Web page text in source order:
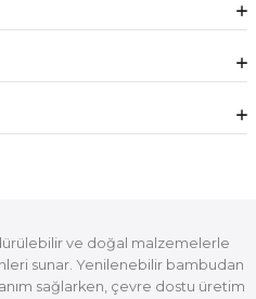
ve doğal malzemelerle
sunar. Yenilenebilir bambudan
sağlarken, çevre dostu üretim